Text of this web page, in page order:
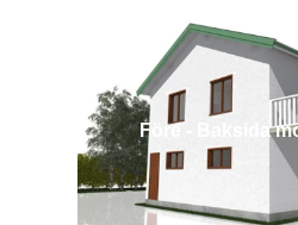
Före - Baksida